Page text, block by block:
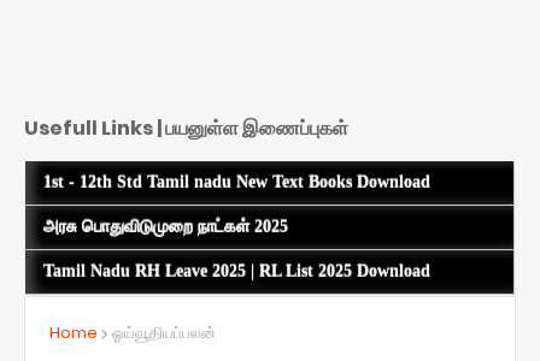
Usefull Links | பயனுள்ள இணைப்புகள்
1st - 12th Std Tamil nadu New Text Books Download
அரசு பொதுவிடுமுறை நாட்கள் 2025
Tamil Nadu RH Leave 2025 | RL List 2025 Download
Home ஓய்வூதியப்பலன்